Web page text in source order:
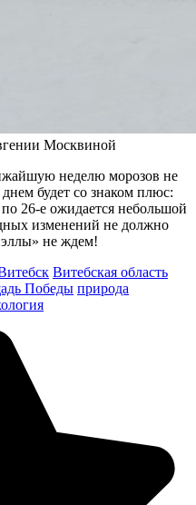
Москвиной
неделю морозов не
будет со знаком плюс:
26-е ожидается небольшой
изменений не должно
не ждем!
Витебская область
Победы природа